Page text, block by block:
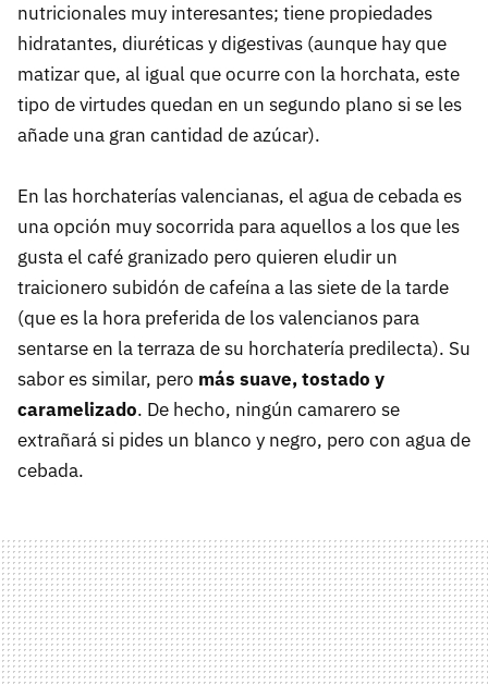
nutricionales muy interesantes; tiene propiedades
hidratantes, diuréticas y digestivas (aunque hay que
matizar que, al igual que ocurre con la horchata, este
tipo de virtudes quedan en un segundo plano si se les
añade una gran cantidad de azúcar).
En las horchaterías valencianas, el agua de cebada es
una opción muy socorrida para aquellos a los que les
gusta el café granizado pero quieren eludir un
traicionero subidón de cafeína a las siete de la tarde
(que es la hora preferida de los valencianos para
sentarse en la terraza de su horchatería predilecta). Su
sabor es similar, pero más suave, tostado y
caramelizado. De hecho, ningún camarero se
extrañará si pides un blanco y negro, pero con agua de
cebada.